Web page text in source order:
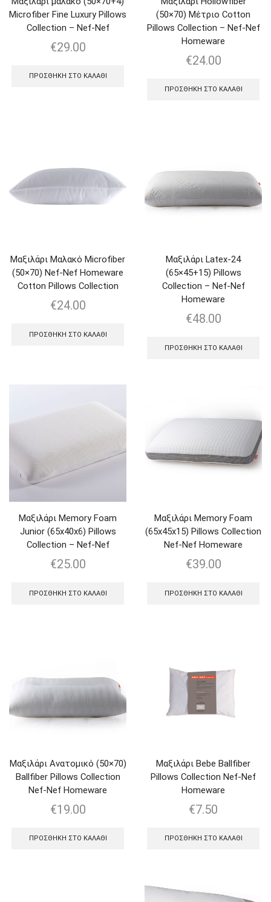
Microfiber Fine Luxury Pillows
Collection – Nef-Nef
€29.00
ΠΡΟΣΘΉΚΗ ΣΤΟ ΚΑΛΆΘΙ
(50×70) Μέτριο Cotton
Pillows Collection – Nef-Nef
Homeware
€24.00
ΠΡΟΣΘΉΚΗ ΣΤΟ ΚΑΛΆΘΙ
Μαξιλάρι Μαλακό Microfiber
(50×70) Nef-Nef Homeware
Cotton Pillows Collection
€24.00
ΠΡΟΣΘΉΚΗ ΣΤΟ ΚΑΛΆΘΙ
Μαξιλάρι Latex-24
(65×45+15) Pillows
Collection – Nef-Nef
Homeware
€48.00
ΠΡΟΣΘΉΚΗ ΣΤΟ ΚΑΛΆΘΙ
Μαξιλάρι Memory Foam
Junior (65x40x6) Pillows
Collection – Nef-Nef
€25.00
ΠΡΟΣΘΉΚΗ ΣΤΟ ΚΑΛΆΘΙ
Μαξιλάρι Memory Foam
(65x45x15) Pillows Collection
Nef-Nef Homeware
€39.00
ΠΡΟΣΘΉΚΗ ΣΤΟ ΚΑΛΆΘΙ
Μαξιλάρι Ανατομικό (50×70)
Ballfiber Pillows Collection
Nef-Nef Homeware
€19.00
ΠΡΟΣΘΉΚΗ ΣΤΟ ΚΑΛΆΘΙ
Μαξιλάρι Bebe Ballfiber
Pillows Collection Nef-Nef
Homeware
€7.50
ΠΡΟΣΘΉΚΗ ΣΤΟ ΚΑΛΆΘΙ